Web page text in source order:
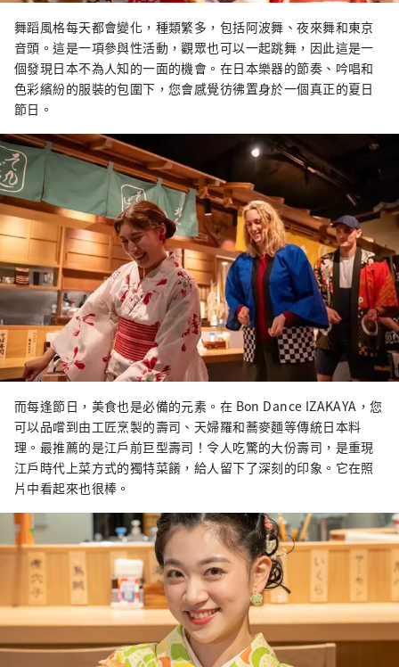
舞蹈風格每天都會變化，種類繁多，包括阿波舞、夜來舞和東京
音頭。這是一項參與性活動，觀眾也可以一起跳舞，因此這是一
個發現日本不為人知的一面的機會。在日本樂器的節奏、吟唱和
色彩繽紛的服裝的包圍下，您會感覺彷彿置身於一個真正的夏日
節日。
而每逢節日，美食也是必備的元素。在 Bon Dance IZAKAYA，您
可以品嚐到由工匠烹製的壽司、天婦羅和蕎麥麵等傳統日本料
理。最推薦的是江戶前巨型壽司！令人吃驚的大份壽司，是重現
江戶時代上菜方式的獨特菜餚，給人留下了深刻的印象。它在照
片中看起來也很棒。